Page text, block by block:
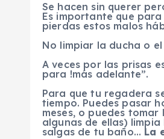
Se hacen sin querer
Es importante que
pierdas estos malos
No limpiar la ducha o
A veces por las prisas
para !más adelante”.
Para que tu regadera
tiempo. Puedes pasar
meses, o puedes
algunas de ellas)
salgas de tu baño… La